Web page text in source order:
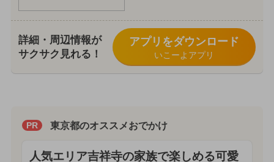
詳細・周辺情報が
サクサク見れる！
アプリをダウンロード
いこーよアプリ
PR 東京都のオススメおでかけ
人気エリア吉祥寺の家族で楽しめる可愛